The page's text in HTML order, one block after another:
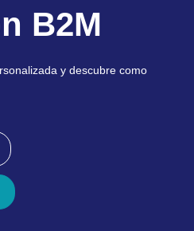
B2M
y descubre como